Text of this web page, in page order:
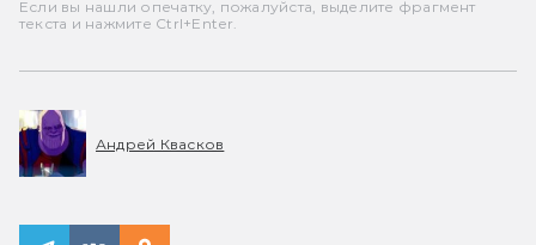
Если вы нашли опечатку, пожалуйста, выделите фрагмент
текста и нажмите Ctrl+Enter.
Андрей Квасков